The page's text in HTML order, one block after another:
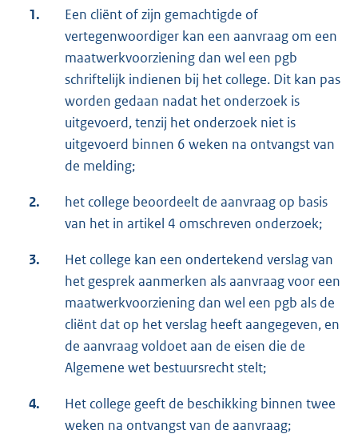
1.
Een cliënt of zijn gemachtigde of
vertegenwoordiger kan een aanvraag om een
maatwerkvoorziening dan wel een pgb
schriftelijk indienen bij het college. Dit kan pas
worden gedaan nadat het onderzoek is
uitgevoerd, tenzij het onderzoek niet is
uitgevoerd binnen 6 weken na ontvangst van
de melding;
2.
het college beoordeelt de aanvraag op basis
van het in artikel 4 omschreven onderzoek;
3.
Het college kan een ondertekend verslag van
het gesprek aanmerken als aanvraag voor een
maatwerkvoorziening dan wel een pgb als de
cliënt dat op het verslag heeft aangegeven, en
de aanvraag voldoet aan de eisen die de
Algemene wet bestuursrecht stelt;
4.
Het college geeft de beschikking binnen twee
weken na ontvangst van de aanvraag;